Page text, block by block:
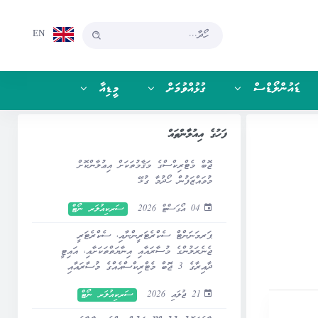
EN
ޑައުންލޯޑްސް ގުޅުއްވުމަށް މީޑިއާ
ފަހުގެ އިއުލާންތައް
ޖޮބް މެޓްރިކްސްގެ މަޤާމުތަކަށް އިޢުލާންކޮށް
މުވައްޒަފުން ހޯދުމާ ގުޅޭ
04 އޯގަސްޓް 2026 ސަރކިއުލަރ ނޯޓް
ޕަރމަނަންޓް ސެކްރެޓަރީންނާއި، ސެކްރެޓަރީ
ޖެނެރަލުންގެ މުސާރައާއި އިނާޔަތްތަކަށާއި، އައިޓީ
ދާއިރާގެ 3 ޖޮބް މެޓްރިކްސްއެއްގެ މުސާރައާއި
21 ޖުލައި 2026 ސަރކިއުލަރ ނޯޓް